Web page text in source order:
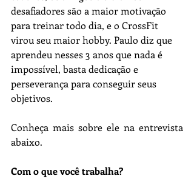
desafiadores são a maior motivação
para treinar todo dia, e o CrossFit
virou seu maior hobby. Paulo diz que
aprendeu nesses 3 anos que nada é
impossível, basta dedicação e
perseverança para conseguir seus
objetivos.
Conheça mais sobre ele na entrevista
abaixo.
Com o que você trabalha?